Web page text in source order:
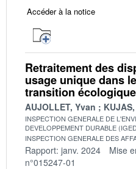
Accéder à la notice
Retraitement des
usage unique dans
transition
AUJOLLET, Yvan
INSPECTION GENERALE DE
DEVELOPPEMENT DURABLE
INSPECTION GENERALE DES
Rapport: janv. 2024 Mise
n°015247-01